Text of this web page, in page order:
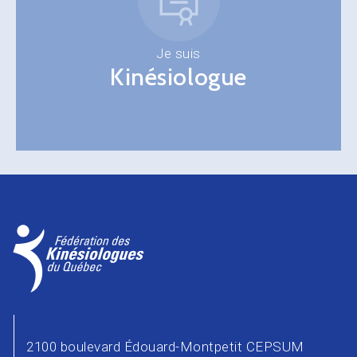
Je suis
Kinésiologue
2100 boulevard Édouard-Montpetit CEPSUM